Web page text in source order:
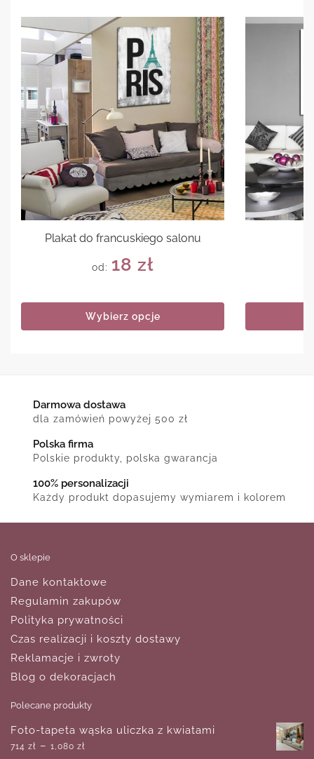
Plakat do francuskiego salonu
od: 18 zł
Wybierz opcje
Darmowa dostawa
dla zamówień powyżej 500 zł
Polska firma
Polskie produkty, polska gwarancja
100% personalizacji
Każdy produkt dopasujemy wymiarem i kolorem
O sklepie
Dane kontaktowe
Regulamin zakupów
Polityka prywatności
Czas realizacji i koszty dostawy
Reklamacje i zwroty
Blog o dekoracjach
Polecane produkty
Foto-tapeta wąska uliczka z kwiatami
714 zł – 1,080 zł